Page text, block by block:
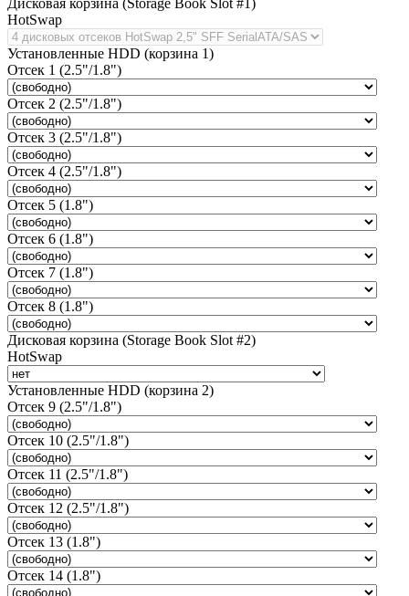
HotSwap
Установленные HDD (корзина 1)
Отсек 1 (2.5"/1.8")
Отсек 2 (2.5"/1.8")
Отсек 3 (2.5"/1.8")
Отсек 4 (2.5"/1.8")
Отсек 5 (1.8")
Отсек 6 (1.8")
Отсек 7 (1.8")
Отсек 8 (1.8")
Дисковая корзина (Storage Book Slot #2)
HotSwap
Установленные HDD (корзина 2)
Отсек 9 (2.5"/1.8")
Отсек 10 (2.5"/1.8")
Отсек 11 (2.5"/1.8")
Отсек 12 (2.5"/1.8")
Отсек 13 (1.8")
Отсек 14 (1.8")